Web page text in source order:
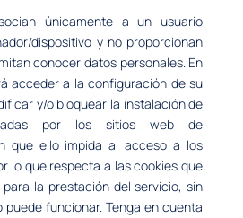
únicamente a un usuario
dispositivo y no proporcionan
conocer datos personales. En
acceder a la configuración de su
y/o bloquear la instalación de
por los sitios web de
que ello impida al acceso a los
lo que respecta a las cookies que
la prestación del servicio, sin
puede funcionar. Tenga en cuenta